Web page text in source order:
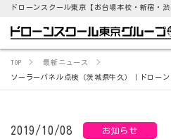
TOP 最新ニュース
ソーラーパネル点検（茨城県牛久）｜ドロー
2019/10/08 お知らせ